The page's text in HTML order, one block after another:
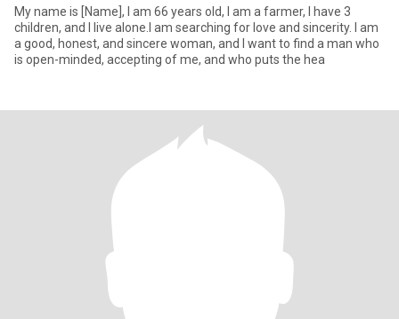
My name is [Name], I am 66 years old, I am a farmer, I have 3
children, and I live alone.I am searching for love and sincerity. I am
a good, honest, and sincere woman, and I want to find a man who
is open-minded, accepting of me, and who puts the hea